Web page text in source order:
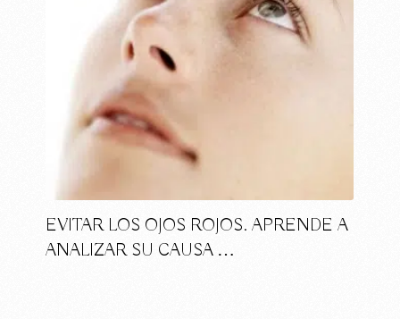
EVITAR LOS OJOS ROJOS. APRENDE A
ANALIZAR SU CAUSA …